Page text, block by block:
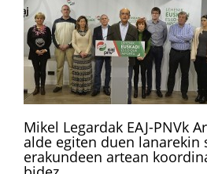
Mikel Legardak EAJ-PNVk
alde egiten duen lanarekin
erakundeen artean